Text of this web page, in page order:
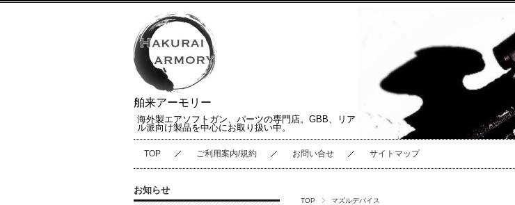
舶来アーモリー
海外製エアソフトガン、パーツの専門店。GBB、リア
ル派向け製品を中心にお取り扱い中。
TOP ご利用案内/規約 お問い合せ サイトマップ
TOP マズルデバイス
お知らせ